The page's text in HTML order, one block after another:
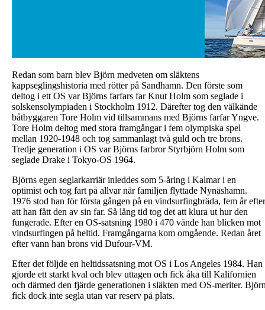
Redan som barn blev Björn medveten om släktens
kappseglingshistoria med rötter på Sandhamn. Den förste som
deltog i ett OS var Björns farfars far Knut Holm som seglade i
solskensolympiaden i Stockholm 1912. Därefter tog den välkände
båtbyggaren Tore Holm vid tillsammans med Björns farfar Yngve.
Tore Holm deltog med stora framgångar i fem olympiska spel
mellan 1920-1948 och tog sammanlagt två guld och tre brons.
Tredje generation i OS var Björns farbror Styrbjörn Holm som
seglade Drake i Tokyo-OS 1964.
Björns egen seglarkarriär inleddes som 5-åring i Kalmar i en
optimist och tog fart på allvar när familjen flyttade Nynäshamn.
1976 stod han för första gången på en vindsurfingbräda, fem år efter
att han fått den av sin far. Så lång tid tog det att klura ut hur den
fungerade. Efter en OS-satsning 1980 i 470 vände han blicken mot
vindsurfingen på heltid. Framgångarna kom omgående. Redan året
efter vann han brons vid Dufour-VM.
Efter det följde en heltidssatsning mot OS i Los Angeles 1984. Han
gjorde ett starkt kval och blev uttagen och fick åka till Kalifornien
och därmed den fjärde generationen i släkten med OS-meriter.
fick dock inte segla utan var reserv på plats.